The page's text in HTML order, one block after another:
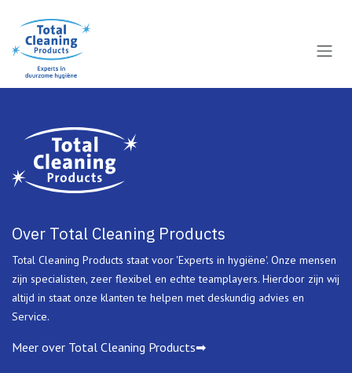
Over Total Cleaning Products
Total Cleaning Products staat voor 'Experts in hygiëne'. Onze mensen
zijn specialisten, zeer flexibel en echte teamplayers. Hierdoor zijn wij
altijd in staat onze klanten te helpen met deskundig advies en
Service.
Meer over Total Cleaning Products➡